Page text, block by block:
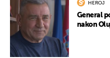
HEROJ
General
nakon